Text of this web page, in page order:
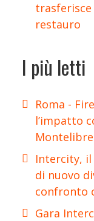
restauro
I più letti
Roma -
l’impatto
Intercity,
di nuovo
confronto
Gara